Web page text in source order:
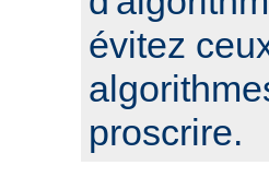
évitez
proscrire.